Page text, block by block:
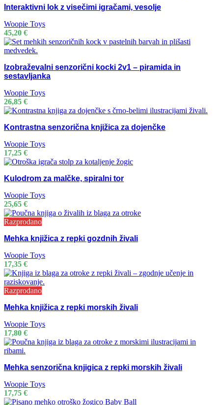
Interaktivni lok z visečimi igračami, vesolje
Woopie Toys
45,20 €
Izobraževalni senzorični kocki 2v1 – piramida in
sestavljanka
Woopie Toys
26,85 €
Kontrastna senzorična knjižica za dojenčke
Woopie Toys
17,25 €
Kulodrom za malčke, spiralni tor
Woopie Toys
25,65 €
Razprodano
Mehka knjižica z repki gozdnih živali
Woopie Toys
17,35 €
Razprodano
Mehka knjižica z repki morskih živali
Woopie Toys
17,80 €
Mehka senzorična knjigica z repki morskih živali
Woopie Toys
17,75 €